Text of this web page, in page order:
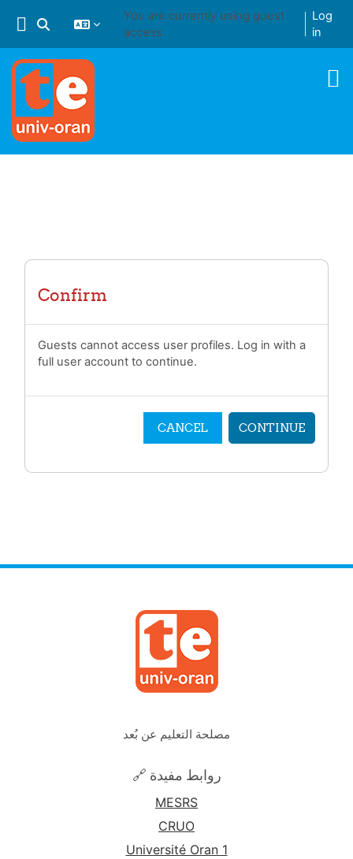
Toggle search input
You are currently using guest
access
Log
in
Confirm
Guests cannot access user profiles. Log in with a
full user account to continue.
CANCEL CONTINUE
مصلحة التعليم عن بُعد
🔗 روابط مفيدة
MESRS
CRUO
Université Oran 1